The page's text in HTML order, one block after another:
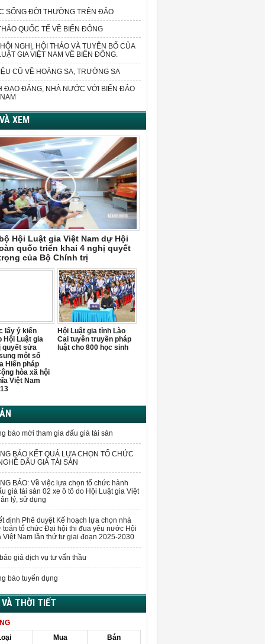
đề cấp bách phát sinh trong
SỐNG ĐỜI THƯỜNG TRÊN ĐẢO
QUỐC TẾ VỀ BIỂN ĐÔNG
NGHỊ, HỘI THẢO VÀ TUYÊN BỐ CỦA
GIA VIỆT NAM VỀ BIỂN ĐÔNG.
CŨ VỀ HOÀNG SA, TRƯỜNG SA
ĐẠO ĐẢNG, NHÀ NƯỚC VỚI BIỂN ĐẢO
XEM
Hội Luật gia Việt Nam dự Hội
quốc triển khai 4 nghị quyết
của Bộ Chính trị
lấy ý kiến
Hội Luật gia
quyết sửa
một số
Hiến pháp
hòa xã hội
Việt Nam
Hội Luật gia tỉnh Lào
Cai tuyên truyền pháp
luật cho 800 học sinh
báo mời tham gia đấu giá tài sản
BÁO KẾT QUẢ LỰA CHỌN TỔ CHỨC
ĐẤU GIÁ TÀI SẢN
BÁO: Về việc lựa chọn tổ chức hành
giá tài sản 02 xe ô tô do Hội Luật gia Việt
lý, sử dụng
định Phê duyệt Kế hoạch lựa chọn nhà
toán tổ chức Đại hội thi đua yêu nước Hội
Việt Nam lần thứ tư giai đoạn 2025-2030
giá dịch vụ tư vấn thầu
báo tuyển dụng
THỜI TIẾT
Mua
Bán